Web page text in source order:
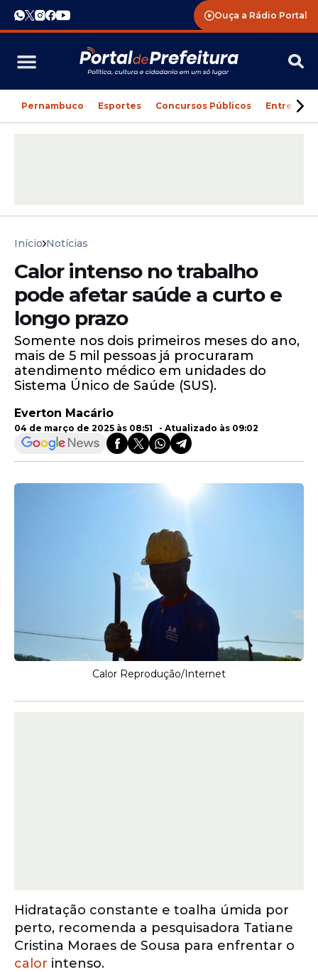
Ouça a Rádio Portal
Pernambuco Esportes Concursos Públicos
Início Notícias
Calor intenso no trabalho
pode afetar saúde a curto e
longo prazo
Somente nos dois primeiros meses do ano,
mais de 5 mil pessoas já procuraram
atendimento médico em unidades do
Sistema Único de Saúde (SUS).
Everton Macário
04 de março de 2025 às 08:51 - Atualizado às 09:02
Calor Reprodução/Internet
Hidratação constante e toalha úmida por
perto, recomenda a pesquisadora Tatiane
Cristina Moraes de Sousa para enfrentar o
calor intenso.